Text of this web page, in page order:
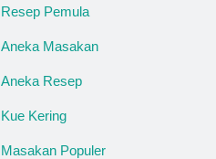
Resep Pemula
Aneka Masakan
Aneka Resep
Kue Kering
Masakan Populer